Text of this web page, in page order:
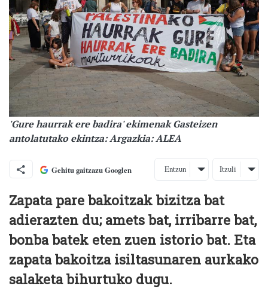
'Gure haurrak ere badira' ekimenak Gasteizen
antolatutako ekintza: Argazkia: ALEA
Gehitu gaitzazu Googlen Entzun Itzuli
Zapata pare bakoitzak bizitza bat
adierazten du; amets bat, irribarre bat,
bonba batek eten zuen istorio bat. Eta
zapata bakoitza isiltasunaren aurkako
salaketa bihurtuko dugu.